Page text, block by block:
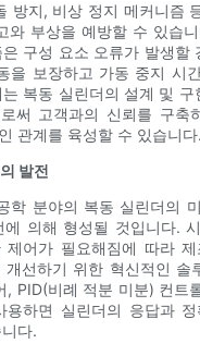
방지, 비상 정지 메커니즘
와 부상을 예방할 수 있습
구성 요소 오류가 발생할
을 보장하고 가동 중지 시
복동 실린더의 설계 및 구
써 고객과의 신뢰를 구축
관계를 육성할 수 있습니다.
발전
학 분야의 복동 실린더의
에 의해 형성될 것입니다.
제어가 필요해짐에 따라 제
개선하기 위한 혁신적인 솔
, PID(비례 적분 미분) 컨트
용하면 실린더의 응답과 정
다.